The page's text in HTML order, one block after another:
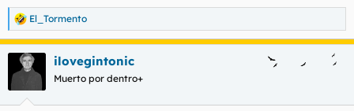
R
e
c
El_Tormento
ilovegintonic
Muerto por dentro+